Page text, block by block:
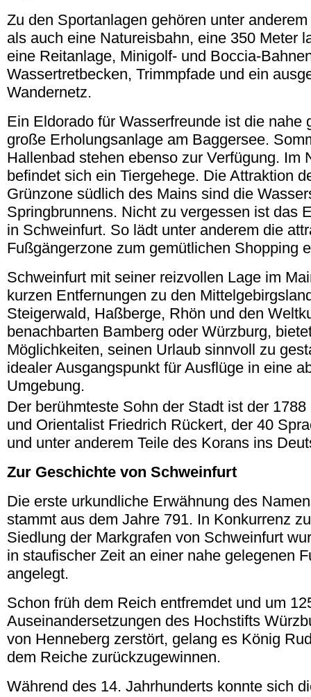
Zu den Sportanlagen gehören unter
als auch eine Natureisbahn, eine 350 Meter
eine Reitanlage, Minigolf- und Boccia-
Wassertretbecken, Trimmpfade und ein
Wandernetz.
Ein Eldorado für Wasserfreunde ist die nahe
große Erholungsanlage am Baggersee.
Hallenbad stehen ebenso zur Verfügung. Im
befindet sich ein Tiergehege. Die Attraktion
Grünzone südlich des Mains sind die
Springbrunnens. Nicht zu vergessen ist das
in Schweinfurt. So lädt unter anderem die
Fußgängerzone zum gemütlichen Shopping
Schweinfurt mit seiner reizvollen Lage im
kurzen Entfernungen zu den
Steigerwald, Haßberge, Rhön und den
benachbarten Bamberg oder Würzburg,
Möglichkeiten, seinen Urlaub sinnvoll zu
idealer Ausgangspunkt für Ausflüge in eine
Umgebung.
Der berühmteste Sohn der Stadt ist der
und Orientalist Friedrich Rückert, der 40
und unter anderem Teile des Korans ins
Zur Geschichte von Schweinfurt
Die erste urkundliche Erwähnung des
stammt aus dem Jahre 791. In Konkurrenz
Siedlung der Markgrafen von Schweinfurt
in staufischer Zeit an einer nahe gelegenen
angelegt.
Schon früh dem Reich entfremdet und um
Auseinandersetzungen des Hochstifts
von Henneberg zerstört, gelang es König
dem Reiche zurückzugewinnen.
Während des 14. Jahrhunderts konnte sich